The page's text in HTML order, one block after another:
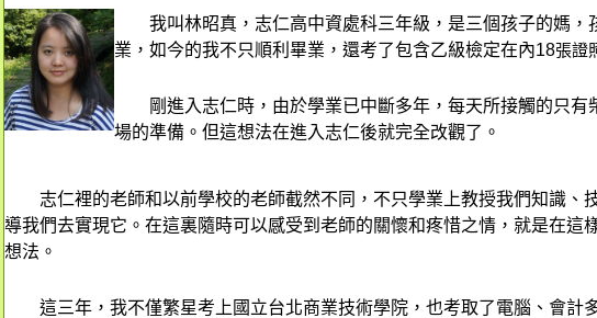
我叫林昭真，志仁高中資處科三年級，是三個孩子的媽
業，如今的我不只順利畢業，還考了包含乙級檢定在內18張證
剛進入志仁時，由於學業已中斷多年，每天所接觸的只
場的準備。但這想法在進入志仁後就完全改觀了。
志仁裡的老師和以前學校的老師截然不同，不只學業上教授我們知識
導我們去實現它。在這裏隨時可以感受到老師的關懷和疼惜之情，就是在
想法。
這三年，我不僅繁星考上國立台北商業技術學院，也考取了電腦、會